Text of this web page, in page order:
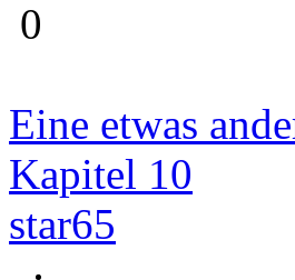
0
Eine etwas
Kapitel 10
star65